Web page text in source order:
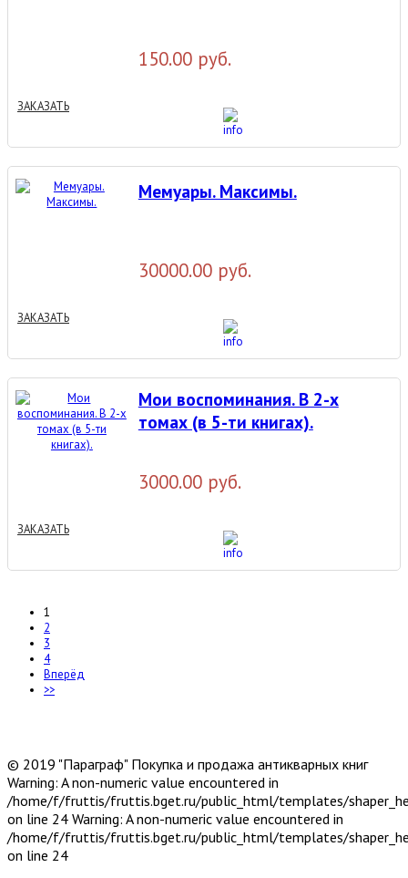
150.00 руб.
ЗАКАЗАТЬ
Мемуары. Максимы.
30000.00 руб.
ЗАКАЗАТЬ
Мои воспоминания. В 2-х
томах (в 5-ти книгах).
3000.00 руб.
ЗАКАЗАТЬ
1
2
3
4
Вперёд
>>
© 2019 "Параграф" Покупка и продажа антикварных книг
Warning: A non-numeric value encountered in
/home/f/fruttis/fruttis.bget.ru/public_html/templates/
on line 24 Warning: A non-numeric value encountered in
/home/f/fruttis/fruttis.bget.ru/public_html/templates/
on line 24